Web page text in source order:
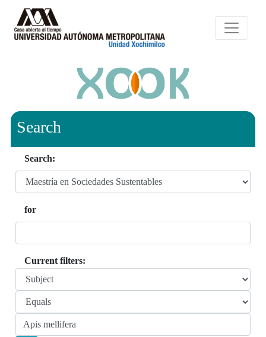
Search
Search:
for
Current filters: